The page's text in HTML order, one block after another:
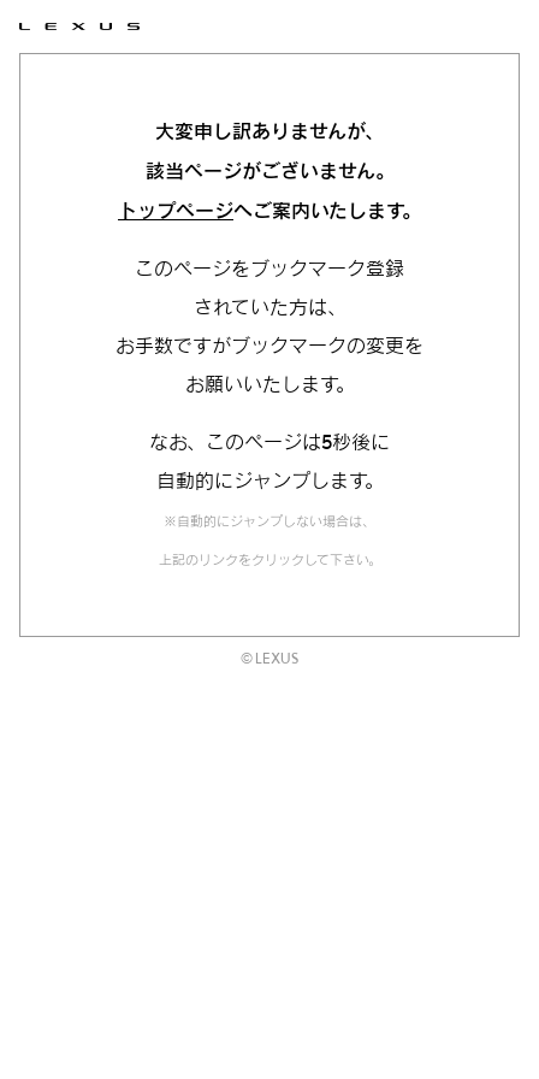
大変申し訳ありませんが、
該当ページがございません。
トップページへご案内いたします。
このページをブックマーク登録
されていた方は、
お手数ですがブックマークの変更を
お願いいたします。
なお、このページは5秒後に
自動的にジャンプします。
※自動的にジャンプしない場合は、
上記のリンクをクリックして下さい。
© LEXUS